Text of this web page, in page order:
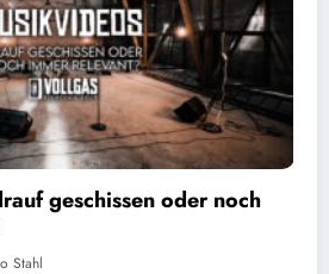
– Die Tour kommt mit
2026